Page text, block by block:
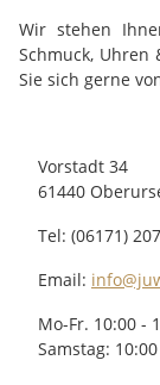
Wir stehen
Schmuck, Uhren
Sie sich gerne
Vorstadt 34
61440
Tel: (06171)
Email:
Mo-Fr. 10:00 -
Samstag: